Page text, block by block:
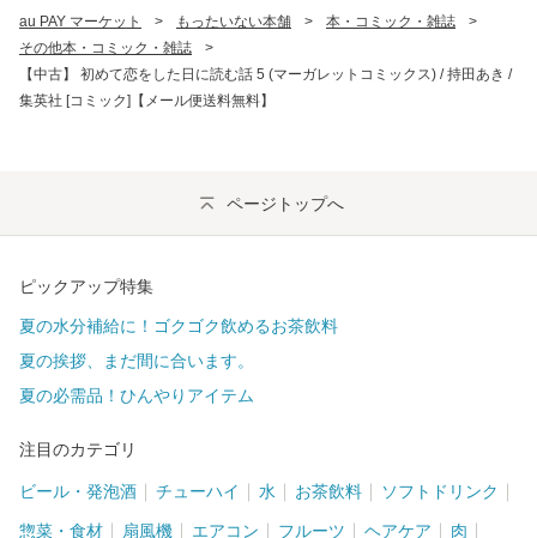
au PAY マーケット > もったいない本舗 > 本・コミック・雑誌
>
その他本・コミック・雑誌
>
【中古】 初めて恋をした日に読む話 5 (マーガレットコミックス) / 持田あき /
集英社 [コミック]【メール便送料無料】
ページトップへ
ピックアップ特集
夏の水分補給に！ゴクゴク飲めるお茶飲料
夏の挨拶、まだ間に合います。
夏の必需品！ひんやりアイテム
注目のカテゴリ
ビール・発泡酒 チューハイ 水 お茶飲料 ソフトドリンク
惣菜・食材 扇風機 エアコン フルーツ ヘアケア 肉